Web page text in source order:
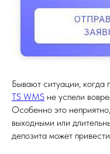
Бывают ситуации, когда
TS WMS не успели
Особенно это
выходными или
депозита может